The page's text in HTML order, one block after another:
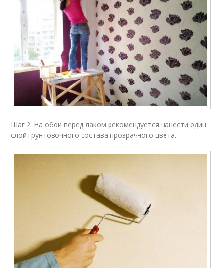
Шаг 2. На обои перед лаком рекомендуется нанести один
слой грунтовочного состава прозрачного цвета.